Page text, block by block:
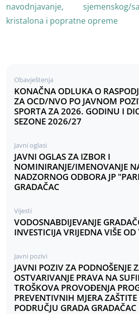
navodnjavanje,
kristalona i popratne opreme
Obavještenja
KONAČNA ODLUKA O
ZA OCD/NVO PO JAVNOM
SPORTA ZA 2026. GODINU I
SEZONE 2026/27
Javni oglasi
JAVNI OGLAS ZA IZBOR I
NOMINIRANJE/IMENOVANJE
NADZORNOG ODBORA JP
GRADAČAC
Vijesti
VODOSNABDIJEVANJE
INVESTICIJA VRIJEDNA VIŠE
Javni pozivi
JAVNI POZIV ZA PODNOŠENJE
OSTVARIVANJE PRAVA NA
TROŠKOVA PROVOĐENJA
PREVENTIVNIH MJERA
PODRUČJU GRADA